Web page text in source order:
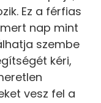
Ez a férfias
nap mint
szembe
kéri,
vesz fel a